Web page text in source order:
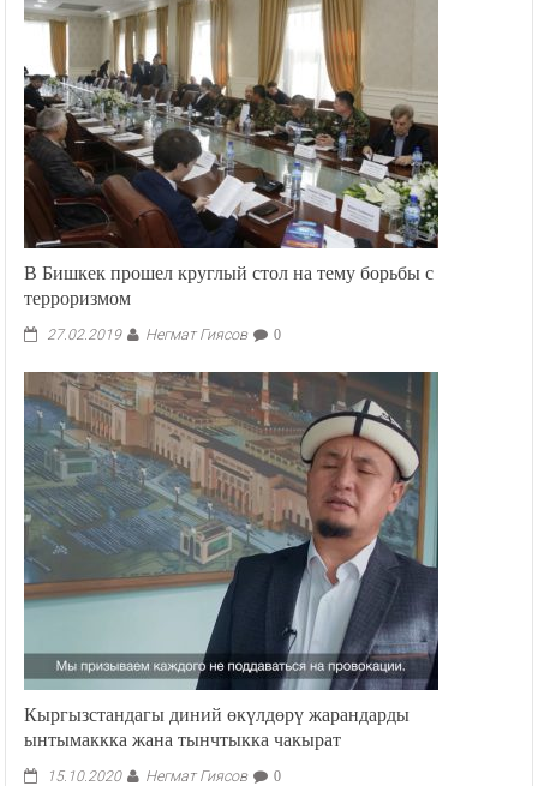
В Бишкек прошел круглый стол на тему борьбы с
терроризмом
27.02.2019 Негмат Гиясов 0
Кыргызстандагы диний өкүлдөрү жарандарды
ынтымаккка жана тынчтыкка чакырат
15.10.2020 Негмат Гиясов 0